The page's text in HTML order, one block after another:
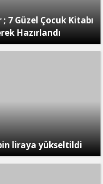
7 Güzel Çocuk Kitabı
Hazırlandı
liraya yükseltildi